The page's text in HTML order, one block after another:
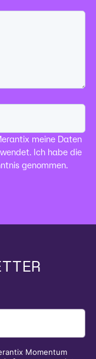
meine Daten
Ich habe die
genommen.
Momentum